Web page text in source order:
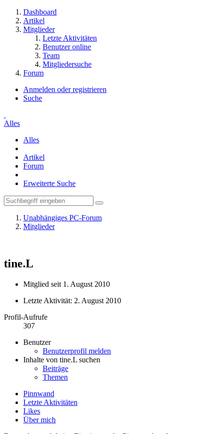
Dashboard
Artikel
Mitglieder
Letzte Aktivitäten
Benutzer online
Team
Mitgliedersuche
Forum
Anmelden oder registrieren
Suche
Alles
Alles
Artikel
Forum
Erweiterte Suche
Unabhängiges PC-Forum
Mitglieder
tine.L
Mitglied seit 1. August 2010
Letzte Aktivität: 2. August 2010
Profil-Aufrufe
307
Benutzer
Benutzerprofil melden
Inhalte von tine.L suchen
Beiträge
Themen
Pinnwand
Letzte Aktivitäten
Likes
Über mich